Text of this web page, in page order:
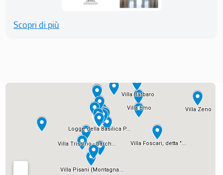
Scopri di più